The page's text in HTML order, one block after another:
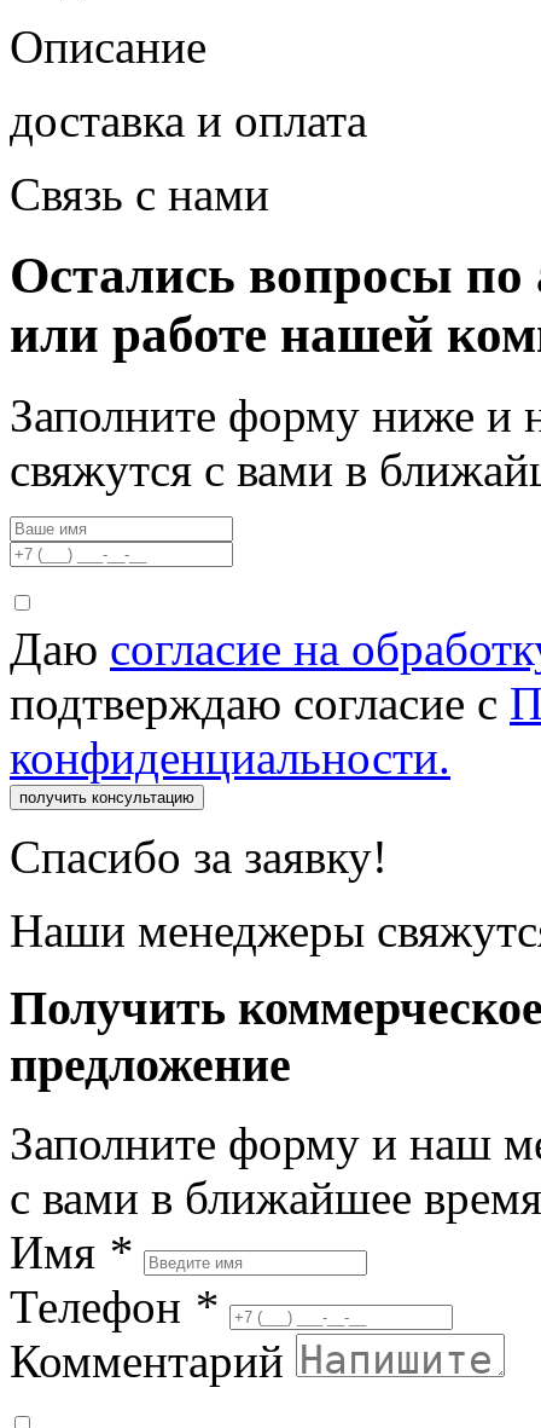
Описание
доставка и оплата
Связь с нами
Остались вопросы по
или работе нашей
Заполните форму ниже и
свяжутся с вами в
Даю согласие на
подтверждаю согласие с
конфиденциальности.
получить консультацию
Спасибо за заявку!
Наши менеджеры
Получить
предложение
Заполните форму и наш
с вами в ближайшее время
Имя *
Телефон *
Комментарий